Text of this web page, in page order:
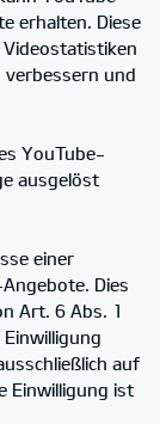
erhalten. Diese
und
YouTube-
ausgelöst
einer
Dies
Art. 6 Abs. 1
auf
Einwilligung ist